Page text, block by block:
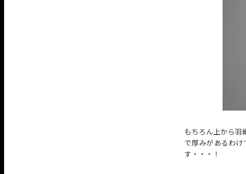
もちろん上から羽
で厚みがあるわ
す・・・！